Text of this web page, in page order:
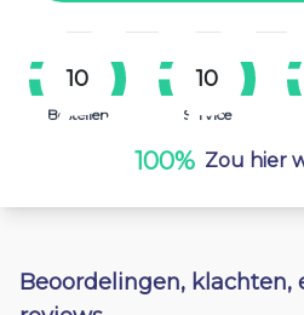
10
Bestellen
10
Service
100% Zou hier
Beoordelingen, klachten,